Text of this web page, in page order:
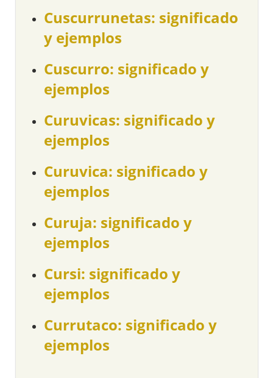
Cuscurrunetas: significado
y ejemplos
Cuscurro: significado y
ejemplos
Curuvicas: significado y
ejemplos
Curuvica: significado y
ejemplos
Curuja: significado y
ejemplos
Cursi: significado y
ejemplos
Currutaco: significado y
ejemplos